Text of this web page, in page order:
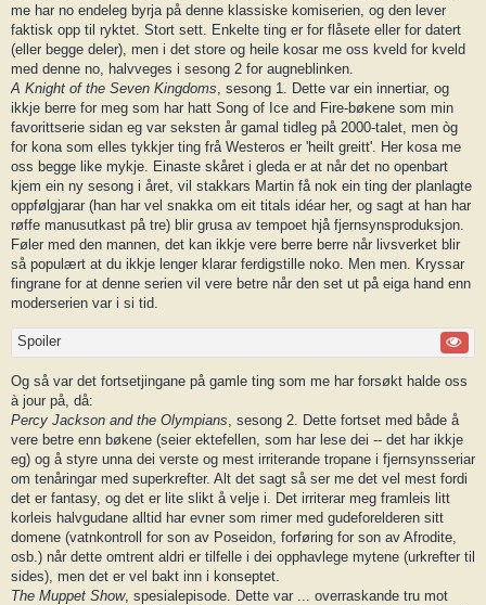
me har no endeleg byrja på denne klassiske komiserien, og den lever
faktisk opp til ryktet. Stort sett. Enkelte ting er for flåsete eller for datert
(eller begge deler), men i det store og heile kosar me oss kveld for kveld
med denne no, halvveges i sesong 2 for augneblinken.
A Knight of the Seven Kingdoms , sesong 1. Dette var ein innertiar, og
ikkje berre for meg som har hatt Song of Ice and Fire-bøkene som min
favorittserie sidan eg var seksten år gamal tidleg på 2000-talet, men òg
for kona som elles tykkjer ting frå Westeros er 'heilt greitt'. Her kosa me
oss begge like mykje. Einaste skåret i gleda er at når det no openbart
kjem ein ny sesong i året, vil stakkars Martin få nok ein ting der planlagte
oppfølgjarar (han har vel snakka om eit titals idéar her, og sagt at han har
røffe manusutkast på tre) blir grusa av tempoet hjå fjernsynsproduksjon.
Føler med den mannen, det kan ikkje vere berre berre når livsverket blir
så populært at du ikkje lenger klarar ferdigstille noko. Men men. Kryssar
fingrane for at denne serien vil vere betre når den set ut på eiga hand enn
moderserien var i si tid.
Spoiler
Og så var det fortsetjingane på gamle ting som me har forsøkt halde oss
à jour på, då:
Percy Jackson and the Olympians , sesong 2. Dette fortset med både å
vere betre enn bøkene (seier ektefellen, som har lese dei -- det har ikkje
eg) og å styre unna dei verste og mest irriterande tropane i fjernsynsseriar
om tenåringar med superkrefter. Alt det sagt så ser me det vel mest fordi
det er fantasy, og det er lite slikt å velje i. Det irriterar meg framleis litt
korleis halvgudane alltid har evner som rimer med gudeforelderen sitt
domene (vatnkontroll for son av Poseidon, forføring for son av Afrodite,
osb.) når dette omtrent aldri er tilfelle i dei opphavlege mytene (urkrefter til
sides), men det er vel bakt inn i konseptet.
The Muppet Show, spesialepisode. Dette var ... overraskande tru mot